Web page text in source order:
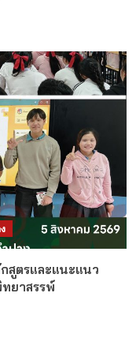
สูตรและแนะแนว
ยาสรรพ์